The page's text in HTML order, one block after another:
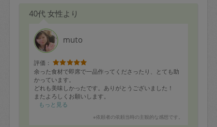
40代 女性より
muto
評価：
余った食材で即席で一品作ってくださったり、とても助
かっています。
どれも美味しかったです。ありがとうございました！
またよろしくお願いします。
もっと見る
※依頼者の依頼当時の主観的な感想です。